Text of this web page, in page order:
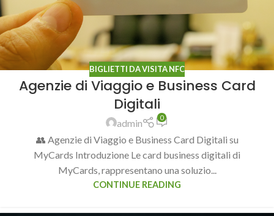
BIGLIETTI DA VISITA NFC
Agenzie di Viaggio e Business Card
Digitali
admin 0
👥 Agenzie di Viaggio e Business Card Digitali su
MyCards Introduzione Le card business digitali di
MyCards, rappresentano una soluzio...
CONTINUE READING